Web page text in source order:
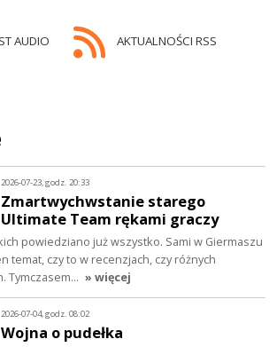
AUDIO AKTUALNOŚCI RSS
2026-07-23, godz. 20:33
Zmartwychwstanie starego
Ultimate Team rękami graczy
powiedziano już wszystko. Sami w Giermaszu
temat, czy to w recenzjach, czy różnych
Tymczasem… » więcej
2026-07-04, godz. 08:02
Wojna o pudełka